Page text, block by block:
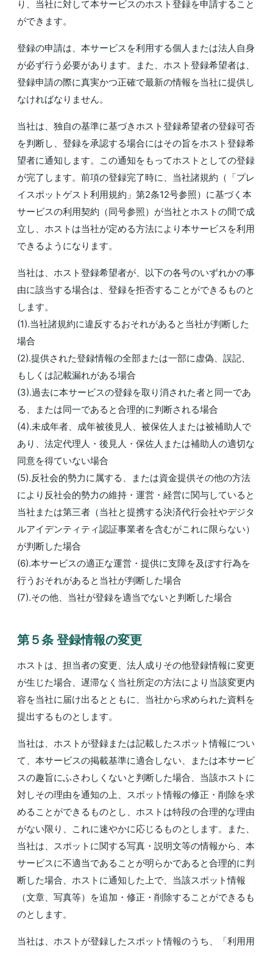
り、当社に対して本サービスのホスト登録を申請すること
ができます。
登録の申請は、本サービスを利用する個人または法人自身
が必ず行う必要があります。また、ホスト登録希望者は、
登録申請の際に真実かつ正確で最新の情報を当社に提供し
なければなりません。
当社は、独自の基準に基づきホスト登録希望者の登録可否
を判断し、登録を承認する場合にはその旨をホスト登録希
望者に通知します。この通知をもってホストとしての登録
が完了します。前項の登録完了時に、当社諸規約（「プレ
イスポットゲスト利用規約」第2条12号参照）に基づく本
サービスの利用契約（同号参照）が当社とホストの間で成
立し、ホストは当社が定める方法により本サービスを利用
できるようになります。
当社は、ホスト登録希望者が、以下の各号のいずれかの事
由に該当する場合は、登録を拒否することができるものと
します。
(1).当社諸規約に違反するおそれがあると当社が判断した
場合
(2).提供された登録情報の全部または一部に虚偽、誤記、
もしくは記載漏れがある場合
(3).過去に本サービスの登録を取り消された者と同一であ
る、または同一であると合理的に判断される場合
(4).未成年者、成年被後見人、被保佐人または被補助人で
あり、法定代理人・後見人・保佐人または補助人の適切な
同意を得ていない場合
(5).反社会的勢力に属する、または資金提供その他の方法
により反社会的勢力の維持・運営・経営に関与していると
当社または第三者（当社と提携する決済代行会社やデジタ
ルアイデンティティ認証事業者を含むがこれに限らない）
が判断した場合
(6).本サービスの適正な運営・提供に支障を及ぼす行為を
行うおそれがあると当社が判断した場合
(7).その他、当社が登録を適当でないと判断した場合
第５条 登録情報の変更
ホストは、担当者の変更、法人成りその他登録情報に変更
が生じた場合、遅滞なく当社所定の方法により当該変更内
容を当社に届け出るとともに、当社から求められた資料を
提出するものとします。
当社は、ホストが登録または記載したスポット情報につい
て、本サービスの掲載基準に適合しない、または本サービ
スの趣旨にふさわしくないと判断した場合、当該ホストに
対しその理由を通知の上、スポット情報の修正・削除を求
めることができるものとし、ホストは特段の合理的な理由
がない限り、これに速やかに応じるものとします。また、
当社は、スポットに関する写真・説明文等の情報から、本
サービスに不適当であることが明らかであると合理的に判
断した場合、ホストに通知した上で、当該スポット情報
（文章、写真等）を追加・修正・削除することができるも
のとします。
当社は、ホストが登録したスポット情報のうち、「利用用